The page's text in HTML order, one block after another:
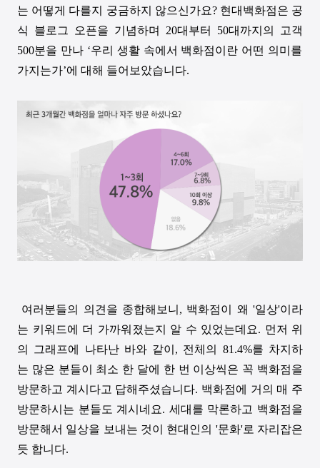
는 어떻게 다를지 궁금하지 않으신가요? 현대백화점은 공
식 블로그 오픈을 기념하며
20대부터 50대까지의 고객
500분을 만나 ‘우리 생활 속에서 백화점이란 어떤 의미를
가지는가’에 대해 들어보았습니다.
여러분들의 의견을 종합해보니 , 백화점이 왜 '일상'이라
는 키워드에 더 가까워졌는지 알 수 있었는데요. 먼저 위
의 그래프에 나타난 바와 같이 , 전체의 81.4%를 차지하
는 많은 분들이 최소 한 달에 한 번 이상씩은 꼭 백화점을
방문하고 계시다고 답해주셨습니다. 백화점에 거의 매 주
방문하시는 분들도 계시네요. 세대를 막론하고 백화점을
방문해서 일상을 보내는 것이 현대인의 '문화'로 자리잡은
듯 합니다.